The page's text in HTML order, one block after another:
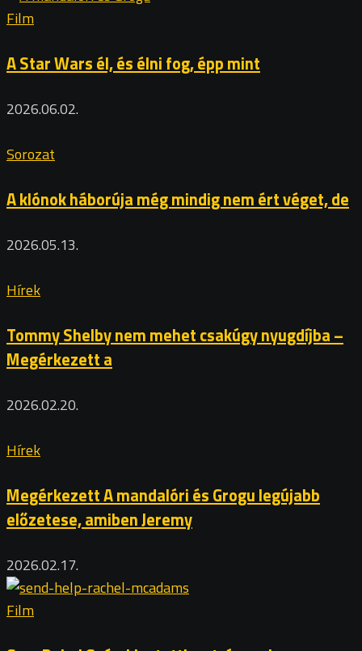
Film
A Star Wars él, és élni fog, épp mint
2026.06.02.
Sorozat
A klónok háborúja még mindig nem ért véget, de
2026.05.13.
Hírek
Tommy Shelby nem mehet csakúgy nyugdíjba –
Megérkezett a
2026.02.20.
Hírek
Megérkezett A mandalóri és Grogu legújabb
előzetese, amiben Jeremy
2026.02.17.
Film